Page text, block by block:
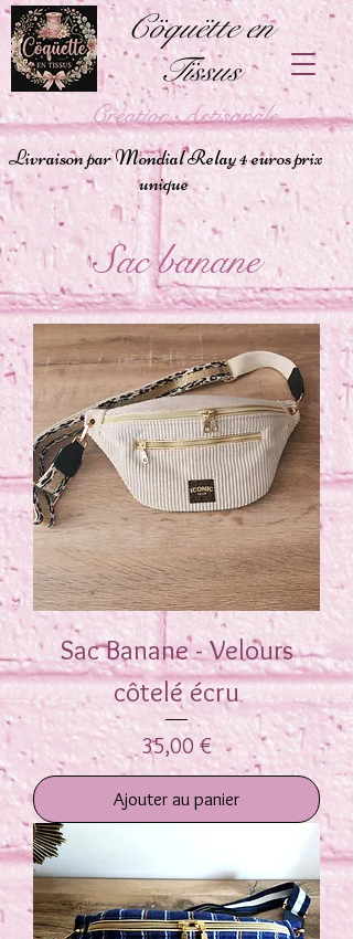
Cöquëtte en
Tïssus
Création Artisanale
Livraison par Mondial Relay 4 euros prix
unique
Sac banane
Sac Banane - Velours
côtelé écru
Prix
35,00 €
Ajouter au panier